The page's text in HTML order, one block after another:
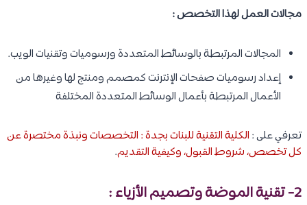
مجالات العمل لهذا التخصص :
المجالات المرتبطة بالوسائط المتعددة ورسوميات وتقنيات الويب.
إعداد رسوميات صفحات الإنترنت كمصمم ومنتج لها وغيرها من
الأعمال المرتبطة بأعمال الوسائط المتعددة المختلفة
تعرفي على : الكلية التقنية للبنات بجدة : التخصصات ونبذة مختصرة عن
كل تخصص، شروط القبول، وكيفية التقديم.
2- تقنية الموضة وتصميم الأزياء :